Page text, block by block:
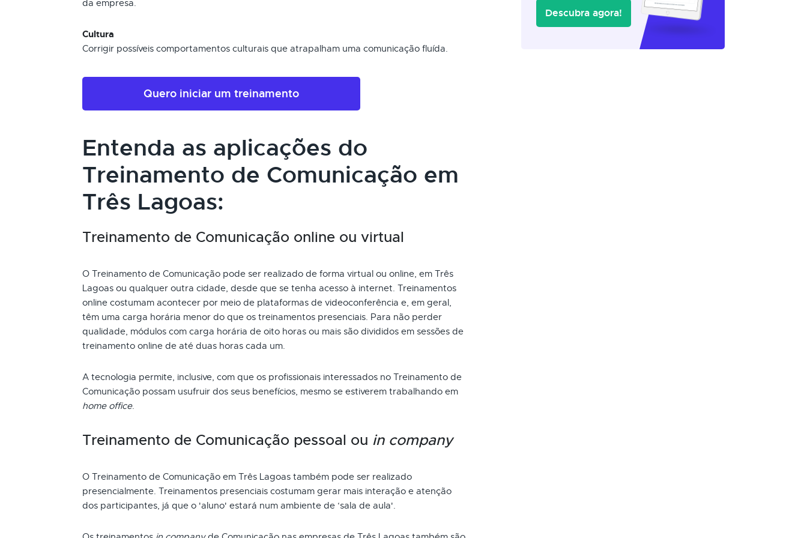
da empresa.
Cultura
Corrigir possíveis comportamentos culturais que atrapalham uma comunicação fluída.
Quero iniciar um treinamento
Entenda as aplicações do
Treinamento de Comunicação em
Três Lagoas:
Treinamento de Comunicação online ou virtual
O Treinamento de Comunicação pode ser realizado de forma virtual ou online, em Três
Lagoas ou qualquer outra cidade, desde que se tenha acesso à internet. Treinamentos
online costumam acontecer por meio de plataformas de videoconferência e, em geral,
têm uma carga horária menor do que os treinamentos presenciais. Para não perder
qualidade, módulos com carga horária de oito horas ou mais são divididos em sessões de
treinamento online de até duas horas cada um.
A tecnologia permite, inclusive, com que os profissionais interessados no Treinamento de
Comunicação possam usufruir dos seus benefícios, mesmo se estiverem trabalhando em
home office.
Treinamento de Comunicação pessoal ou in company
O Treinamento de Comunicação em Três Lagoas também pode ser realizado
presencialmente. Treinamentos presenciais costumam gerar mais interação e atenção
dos participantes, já que o 'aluno' estará num ambiente de ‘sala de aula'.
Descubra agora!